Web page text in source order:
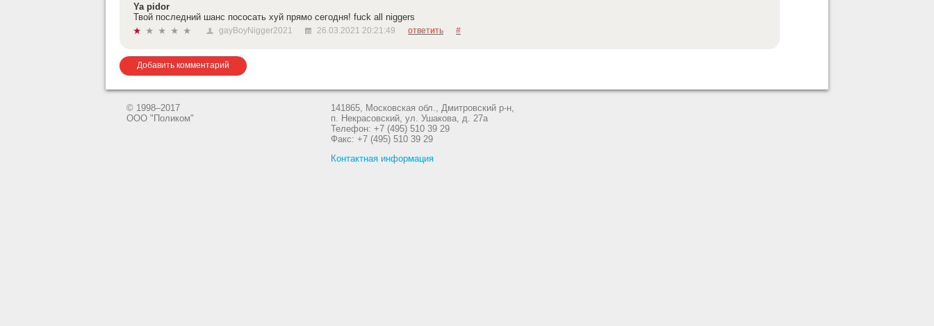
Ya pidor
Твой последний шанс пососать хуй прямо сегодня! fuck all niggers
gayBoyNigger2021 26.03.2021 20:21:49 ответить #
Добавить комментарий
© 1998–2017
ООО "Поликом"
141865, Московская обл., Дмитровский р-н,
п. Некрасовский, ул. Ушакова, д. 27а
Телефон: +7 (495) 510 39 29
Факс: +7 (495) 510 39 29
Контактная информация